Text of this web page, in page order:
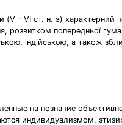
(V - VI ст. н. э) характерний
розвитком попередньої
індійською, а також
на познание
индивидуализмом,